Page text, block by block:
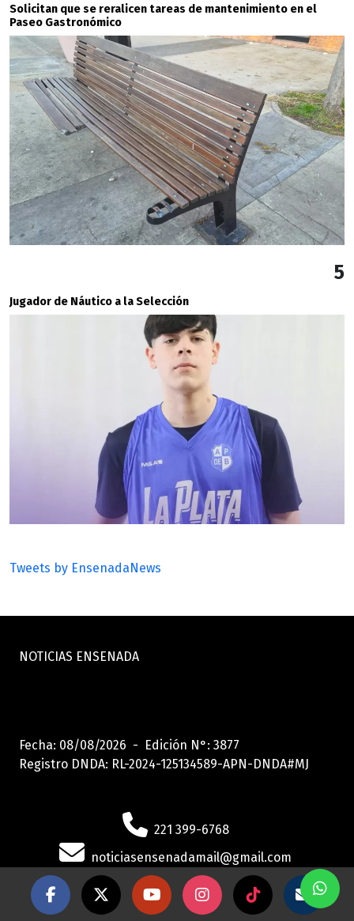
Solicitan que se reralicen tareas de mantenimiento en el
Paseo Gastronómico
5
Jugador de Náutico a la Selección
Tweets by EnsenadaNews
NOTICIAS ENSENADA
Fecha: 08/08/2026 - Edición N°: 3877
Registro DNDA: RL-2024-125134589-APN-DNDA#MJ
221 399-6768
noticiasensenadamail@gmail.com